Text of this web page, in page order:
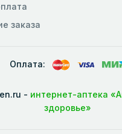
заказа
Оплата:
- интернет-аптека
здоровье»